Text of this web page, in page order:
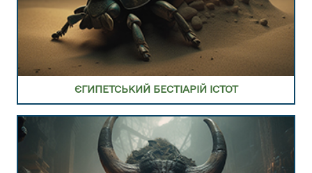
ЄГИПЕТСЬКИЙ БЕСТІАРІЙ ІСТОТ
ПЕРЕЙТИ В РОЗДІЛ ГРЕЦЬКИЙ БЕСТІАРІЙ ІСТОТ